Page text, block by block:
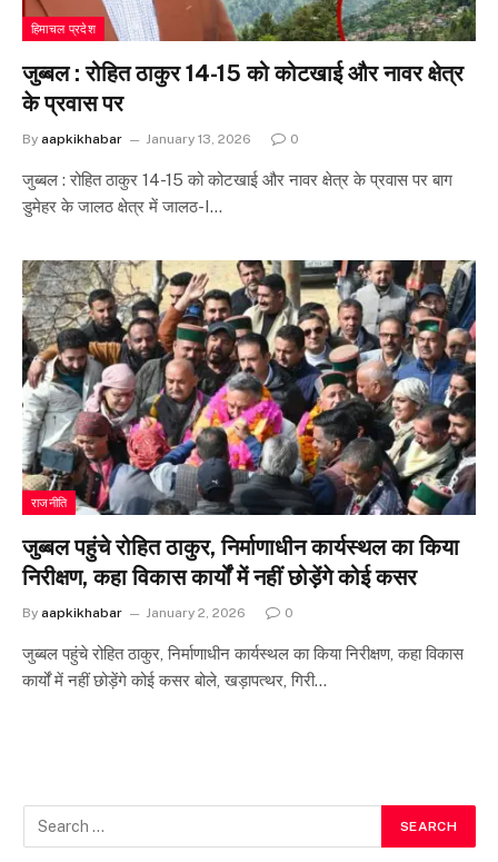
हिमाचल प्रदेश
जुब्बल : रोहित ठाकुर 14-15 को कोटखाई और नावर क्षेत्र
के प्रवास पर
By aapkikhabar January 13, 2026 0
जुब्बल : रोहित ठाकुर 14-15 को कोटखाई और नावर क्षेत्र के प्रवास पर बाग
डुमेहर के जालठ क्षेत्र में जालठ-I…
राजनीति
जुब्बल पहुंचे रोहित ठाकुर, निर्माणाधीन कार्यस्थल का किया
निरीक्षण, कहा विकास कार्यों में नहीं छोड़ेंगे कोई कसर
By aapkikhabar January 2, 2026 0
जुब्बल पहुंचे रोहित ठाकुर, निर्माणाधीन कार्यस्थल का किया निरीक्षण, कहा विकास
कार्यों में नहीं छोड़ेंगे कोई कसर बोले, खड़ापत्थर, गिरी…